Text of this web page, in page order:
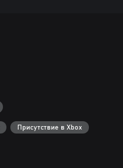
Присутствие в Xbox